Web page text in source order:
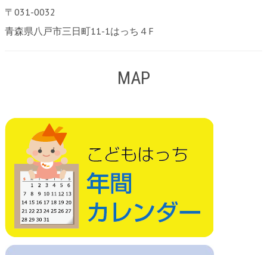
〒031-0032
青森県八戸市三日町11-1はっち４F
MAP